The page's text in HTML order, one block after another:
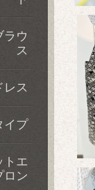
ラウ
ス
レス
イプ
トエ
ロン